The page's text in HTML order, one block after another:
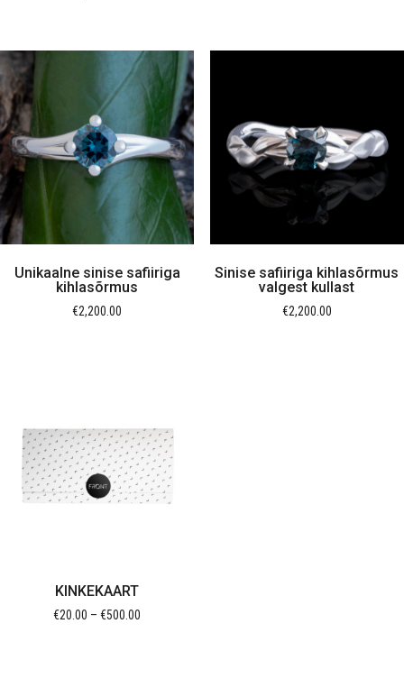
Unikaalne sinise safiiriga
kihlasõrmus
€2,200.00
Sinise safiiriga kihlasõrmus
valgest kullast
€2,200.00
KINKEKAART
€20.00 –€500.00